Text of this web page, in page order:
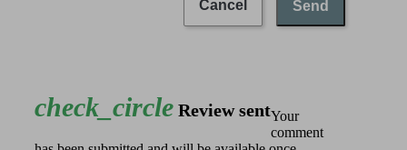
Cancel Send
check_circle Review sentYour
comment